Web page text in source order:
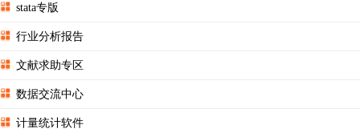
stata专版
行业分析报告
文献求助专区
数据交流中心
计量统计软件